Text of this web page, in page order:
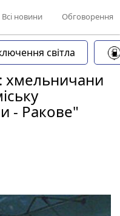
Всі новини Обговорення
світла
хмельничани
- Ракове"